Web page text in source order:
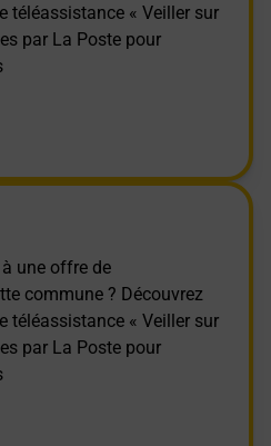
téléassistance « Veiller sur
par La Poste pour
une offre de
commune ? Découvrez
téléassistance « Veiller sur
par La Poste pour